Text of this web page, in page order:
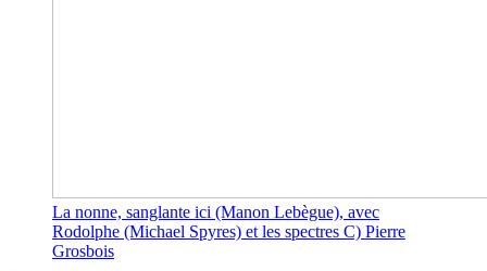
La nonne, sanglante ici (Manon Lebègue), avec
Rodolphe (Michael Spyres) et les spectres C) Pierre
Grosbois